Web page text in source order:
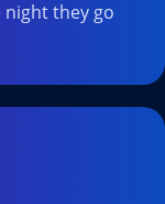
they go.